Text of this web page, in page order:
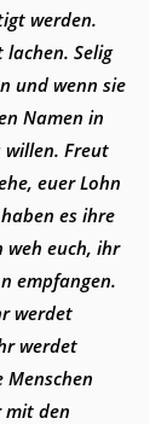
werden.
Selig
und wenn sie
Namen in
willen. Freut
euer Lohn
es ihre
weh euch, ihr
empfangen.
werdet
werdet
Menschen
mit den